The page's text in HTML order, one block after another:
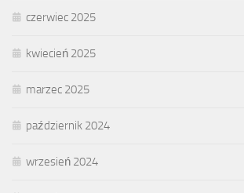
czerwiec 2025
kwiecień 2025
marzec 2025
październik 2024
wrzesień 2024